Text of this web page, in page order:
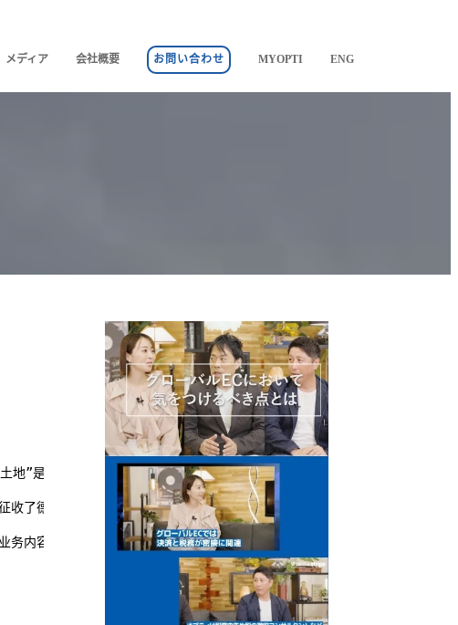
メディア 会社概要 お問い合わせ MYOPTI ENG
”是指征收增值税的国家（成员国）。在日本的消费税法中，只有两种判
了德国增值税，并向德国税务局支付了此增值税。即使在这种情况下，意
务内容而有所不同。